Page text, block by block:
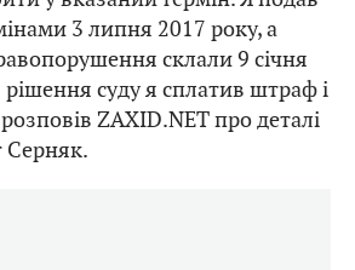
3 липня 2017 року, а
склали 9 січня
рішення суду я сплатив штраф і
ZAXID.NET про деталі
Серняк.